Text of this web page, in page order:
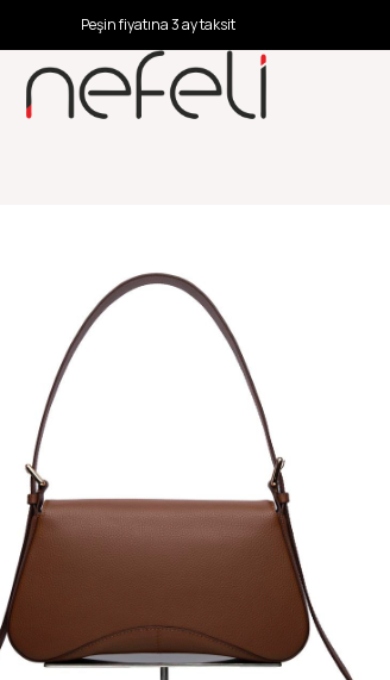
Peşin fiyatına 3 ay taksit